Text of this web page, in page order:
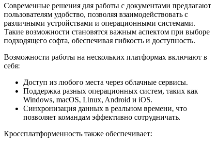
Современные решения для работы с документами предлагают
пользователям удобство, позволяя взаимодействовать с
различными устройствами и операционными системами.
Такие возможности становятся важным аспектом при выборе
подходящего софта, обеспечивая гибкость и доступность.
Возможности работы на нескольких платформах включают в
себя:
Доступ из любого места через облачные сервисы.
Поддержка разных операционных систем, таких как
Windows, macOS, Linux, Android и iOS.
Синхронизация данных в реальном времени, что
позволяет командам эффективно сотрудничать.
Кроссплатформенность также обеспечивает: